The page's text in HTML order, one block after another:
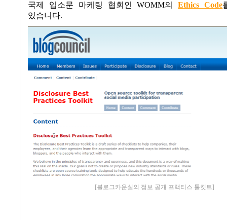
국제 입소문 마케팅 협회인 WOMM의 Ethics Code
있습니다.
[블로그카운실의 정보 공개 프랙티스 툴킷트]